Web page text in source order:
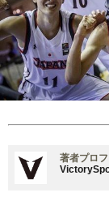
著者プロ